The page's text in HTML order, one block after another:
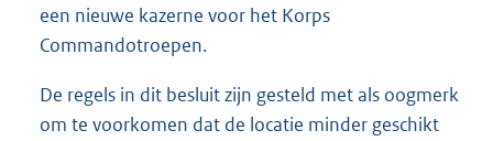
een nieuwe kazerne voor het Korps
Commandotroepen.
De regels in dit besluit zijn gesteld met als oogmerk
om te voorkomen dat de locatie minder geschikt